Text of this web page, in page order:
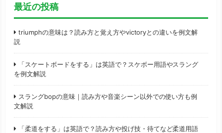
最近の投稿
triumphの意味は？読み方と覚え方やvictoryとの違いを例文解
説
「スケートボードをする」は英語で？スケボー用語やスラング
を例文解説
スラングbopの意味｜読み方や音楽シーン以外での使い方も例
文解説
「柔道をする」は英語で？読み方や投げ技・待てなど柔道用語